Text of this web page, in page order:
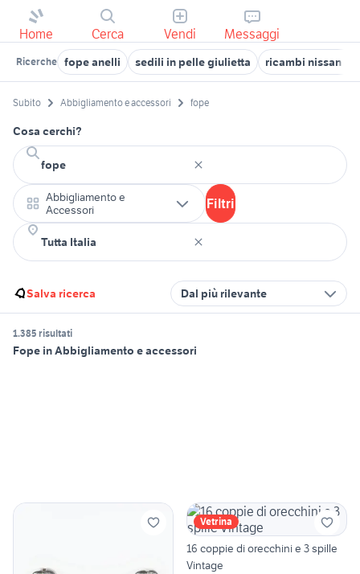
Home Cerca Vendi Messaggi
Ricerche fope anelli sedili in pelle giulietta ricambi nissan
Subito Abbigliamento e accessori fope
Cosa cerchi?
Abbigliamento e
Accessori
Filtri
Salva ricerca Dal più rilevante
1.385 risultati
Fope in Abbigliamento e accessori
Vetrina
16 coppie di orecchini e 3 spille
Vintage